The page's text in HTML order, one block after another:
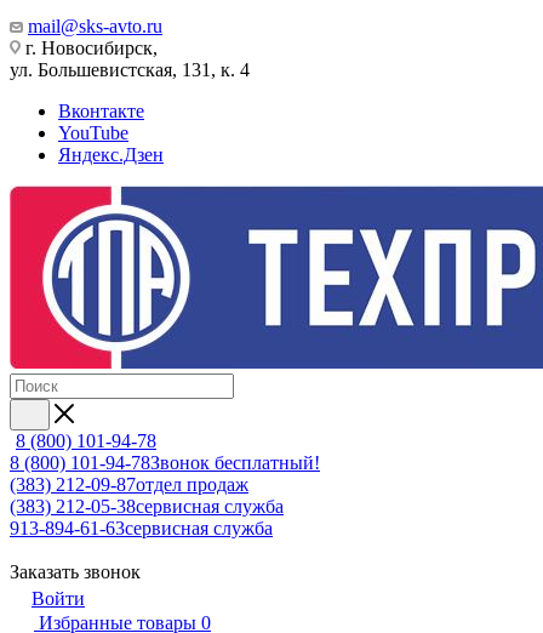
mail@sks-avto.ru
г. Новосибирск,
ул. Большевистская, 131, к. 4
Вконтакте
YouTube
Яндекс.Дзен
8 (800) 101-94-78
8 (800) 101-94-78Звонок бесплатный!
(383) 212-09-87отдел продаж
(383) 212-05-38сервисная служба
913-894-61-63сервисная служба
Заказать звонок
Войти
Избранные товары 0